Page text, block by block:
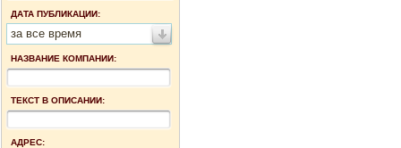
ДАТА ПУБЛИКАЦИИ:
за все время
НАЗВАНИЕ КОМПАНИИ:
ТЕКСТ В ОПИСАНИИ:
АДРЕС: